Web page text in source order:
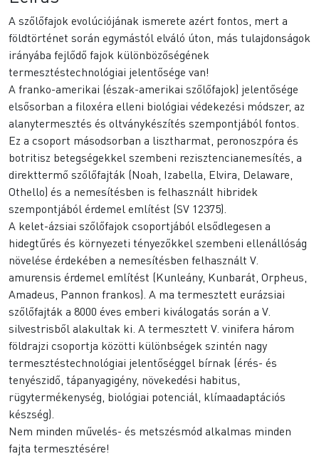
A szőlőfajok evolúciójának ismerete azért fontos, mert a
földtörténet során egymástól elváló úton, más tulajdonságok
irányába fejlődő fajok különbözőségének
termesztéstechnológiai jelentősége van!
A franko-amerikai (észak-amerikai szőlőfajok) jelentősége
elsősorban a filoxéra elleni biológiai védekezési módszer, az
alanytermesztés és oltványkészítés szempontjából fontos.
Ez a csoport másodsorban a lisztharmat, peronoszpóra és
botritisz betegségekkel szembeni rezisztencianemesítés, a
direkttermő szőlőfajták (Noah, Izabella, Elvira, Delaware,
Othello) és a nemesítésben is felhasznált hibridek
szempontjából érdemel említést (SV 12375).
A kelet-ázsiai szőlőfajok csoportjából elsődlegesen a
hidegtűrés és környezeti tényezőkkel szembeni ellenállóság
növelése érdekében a nemesítésben felhasznált V.
amurensis érdemel említést (Kunleány, Kunbarát, Orpheus,
Amadeus, Pannon frankos). A ma termesztett eurázsiai
szőlőfajták a 8000 éves emberi kiválogatás során a V.
silvestrisből alakultak ki. A termesztett V. vinifera három
földrajzi csoportja közötti különbségek szintén nagy
termesztéstechnológiai jelentőséggel bírnak (érés- és
tenyészidő, tápanyagigény, növekedési habitus,
rügytermékenység, biológiai potenciál, klímaadaptációs
készség).
Nem minden művelés- és metszésmód alkalmas minden
fajta termesztésére!